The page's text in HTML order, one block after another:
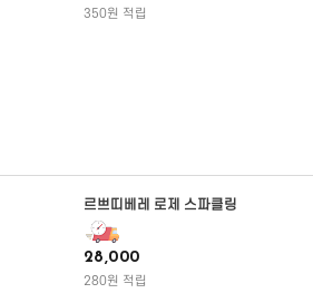
350원 적립
르쁘띠베레 로제 스파클링
28,000
280원 적립